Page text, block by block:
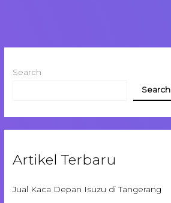
Search
Search
Artikel Terbaru
Jual Kaca Depan Isuzu di Tangerang